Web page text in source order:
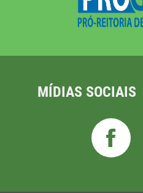
MÍDIAS SOCIAIS